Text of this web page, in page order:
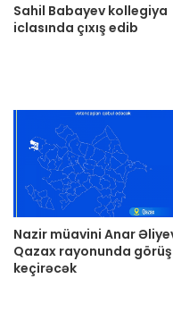
Sahil Babayev kollegiya
iclasında çıxış edib
Nazir müavini Anar
Qazax rayonunda görüş
keçirəcək